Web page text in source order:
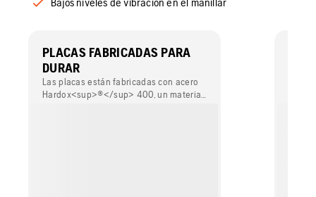
PLACAS FABRICADAS PARA
DURAR
Las placas están fabricadas con acero
Hardox<sup>®</sup> 400, un material